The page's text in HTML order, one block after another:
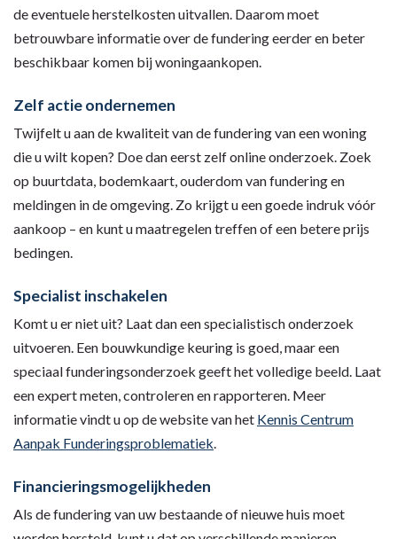
de eventuele herstelkosten uitvallen. Daarom moet
betrouwbare informatie over de fundering eerder en beter
beschikbaar komen bij woningaankopen.
Zelf actie ondernemen
Twijfelt u aan de kwaliteit van de fundering van een woning
die u wilt kopen? Doe dan eerst zelf online onderzoek. Zoek
op buurtdata, bodemkaart, ouderdom van fundering en
meldingen in de omgeving. Zo krijgt u een goede indruk vóór
aankoop – en kunt u maatregelen treffen of een betere prijs
bedingen.
Specialist inschakelen
Komt u er niet uit? Laat dan een specialistisch onderzoek
uitvoeren. Een bouwkundige keuring is goed, maar een
speciaal funderingsonderzoek geeft het volledige beeld. Laat
een expert meten, controleren en rapporteren. Meer
informatie vindt u op de website van het Kennis Centrum
Aanpak Funderingsproblematiek.
Financieringsmogelijkheden
Als de fundering van uw bestaande of nieuwe huis moet